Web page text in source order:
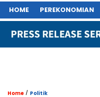
HOME PEREKONOMIAN
Home / Politik